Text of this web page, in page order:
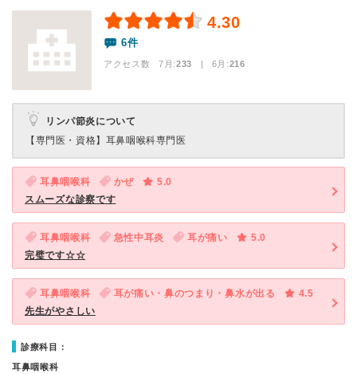
4.30
6件
アクセス数 7月:233 | 6月:216
リンパ節炎について
【専門医・資格】 耳鼻咽喉科専門医
耳鼻咽喉科 かぜ
5.0
スムーズな診察です
耳鼻咽喉科 急性中耳炎 耳が痛い
5.0
完璧です☆☆
耳鼻咽喉科 耳が痛い・鼻のつまり・鼻水が出る
4.5
先生がやさしい
診療科目：
耳鼻咽喉科